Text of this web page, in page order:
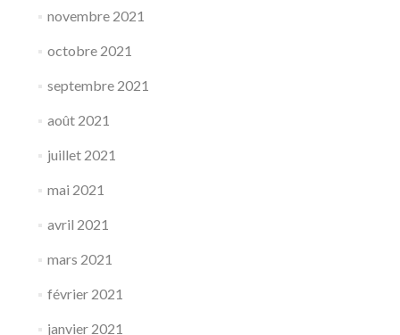
novembre 2021
octobre 2021
septembre 2021
août 2021
juillet 2021
mai 2021
avril 2021
mars 2021
février 2021
janvier 2021